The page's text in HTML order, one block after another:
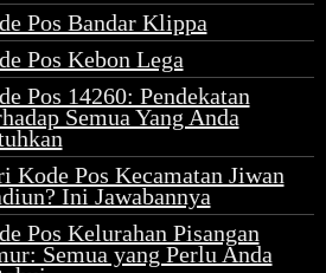
Pos Bandar Klippa
Pos Kebon Lega
Pos 14260: Pendekatan
Semua Yang Anda
Kode Pos Kecamatan Jiwan
Ini Jawabannya
Pos Kelurahan Pisangan
Semua yang Perlu Anda